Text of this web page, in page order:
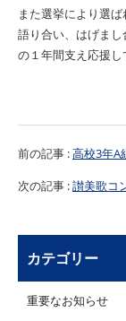
また選挙により選
語り合い、はげま
の１年間支え応援し
前の記事 :高校3年A
次の記事 :讃美歌コ
カテゴリー
重要なお知らせ